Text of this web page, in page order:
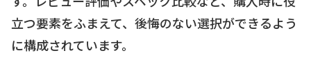
立つ要素をふまえて、後悔のない選択ができるよう
に構成されています。